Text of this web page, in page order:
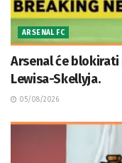
ARSENAL FC
Arsenal će
Lewisa-Skellyja.
05/08/2026